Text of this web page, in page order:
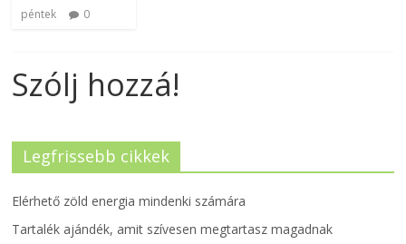
péntek
0
Szólj hozzá!
Legfrissebb cikkek
Elérhető zöld energia mindenki számára
Tartalék ajándék, amit szívesen megtartasz magadnak